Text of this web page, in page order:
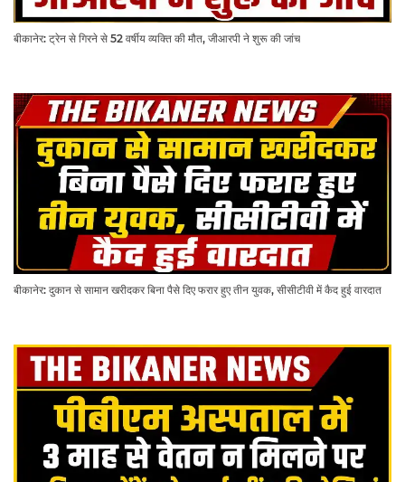
बीकानेर: ट्रेन से गिरने से 52 वर्षीय व्यक्ति की मौत, जीआरपी ने शुरू की जांच
बीकानेर: दुकान से सामान खरीदकर बिना पैसे दिए फरार हुए तीन युवक, सीसीटीवी में कैद हुई वारदात